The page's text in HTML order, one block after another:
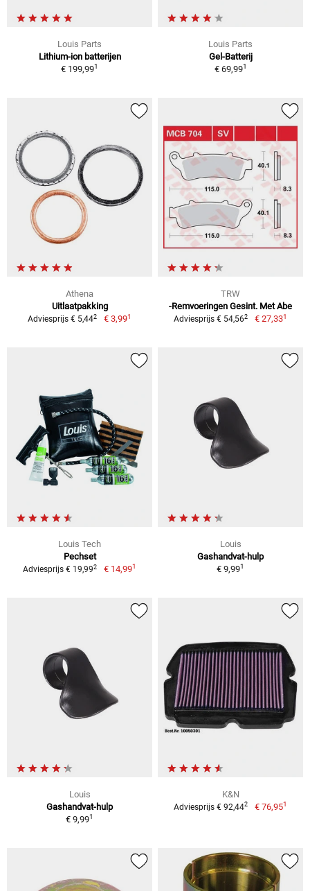
Louis Parts
Lithium-ion batterijen
€ 199,991
Louis Parts
Gel-Batterij
€ 69,991
Athena
Uitlaatpakking
Adviesprijs € 5,442 € 3,991
TRW
-Remvoeringen Gesint. Met Abe
Adviesprijs € 54,562 € 27,331
Louis Tech
Pechset
Adviesprijs € 19,992 € 14,991
Louis
Gashandvat-hulp
€ 9,991
Louis
Gashandvat-hulp
€ 9,991
K&N
Adviesprijs € 92,442 € 76,951